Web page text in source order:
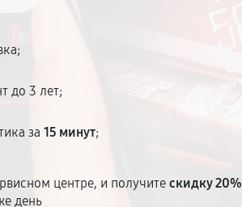
до 3 лет;
за15 минут;
центре, и получитескидку 20%
день